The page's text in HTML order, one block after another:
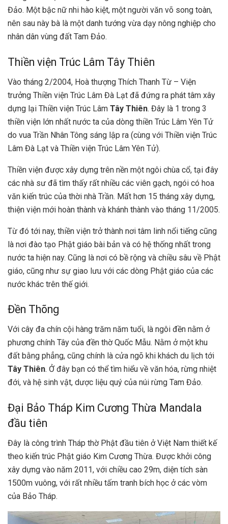
Đảo. Một bậc nữ nhi hào kiệt, một người văn võ song toàn,
nên sau này bà là một danh tướng vừa dạy nông nghiệp cho
nhân dân vùng đất Tam Đảo.
Thiền viện Trúc Lâm Tây Thiên
Vào tháng 2/2004, Hoà thượng Thích Thanh Từ – Viện
trưởng Thiền viện Trúc Lâm Đà Lạt đã đứng ra phát tâm xây
dựng lại Thiền viện Trúc Lâm Tây Thiên. Đây là 1 trong 3
thiền viện lớn nhất nước ta của dòng thiền Trúc Lâm Yên Tử
do vua Trần Nhân Tông sáng lập ra (cùng với Thiền viện Trúc
Lâm Đà Lạt và Thiền viện Trúc Lâm Yên Tử).
Thiền viện được xây dựng trên nền một ngôi chùa cổ, tại đây
các nhà sư đã tìm thấy rất nhiều các viên gạch, ngói có hoa
văn kiến trúc của thời nhà Trần. Mất hơn 15 tháng xây dựng,
thiện viện mới hoàn thành và khánh thành vào tháng 11/2005.
Từ đó tới nay, thiền viện trở thành nơi tâm linh nổi tiếng cũng
là nơi đào tạo Phật giáo bài bản và có hệ thống nhất trong
nước ta hiện nay. Cũng là nơi có bề rộng và chiều sâu về Phật
giáo, cũng như sự giao lưu với các dòng Phật giáo của các
nước khác trên thế giới.
Đền Thõng
Với cây đa chín cội hàng trăm năm tuổi, là ngôi đền nằm ở
phương chính Tây của đền thờ Quốc Mẫu. Nằm ở một khu
đất bằng phẳng, cũng chính là cửa ngõ khi khách du lịch tới
Tây Thiên. Ở đây bạn có thể tìm hiểu về văn hóa, rừng nhiệt
đới, và hệ sinh vật, dược liệu quý của núi rừng Tam Đảo.
Đại Bảo Tháp Kim Cương Thừa Mandala
đầu tiên
Đây là công trình Tháp thờ Phật đầu tiên ở Việt Nam thiết kế
theo kiến trúc Phật giáo Kim Cương Thừa. Được khởi công
xây dựng vào năm 2011, với chiều cao 29m, diện tích sàn
1500m vuông, với rất nhiều tấm tranh bích học ở các vòm
của Bảo Tháp.